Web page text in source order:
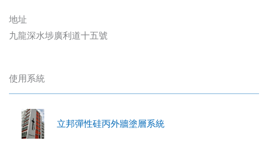
地址
九龍深水埗廣利道十五號
使用系統
立邦彈性硅丙外牆塗層系統